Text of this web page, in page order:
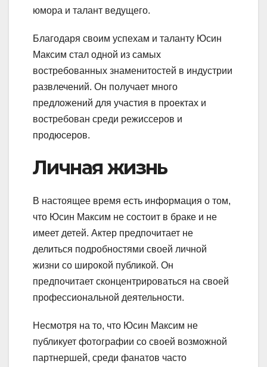
юмора и талант ведущего.
Благодаря своим успехам и таланту Юсин
Максим стал одной из самых
востребованных знаменитостей в индустрии
развлечений. Он получает много
предложений для участия в проектах и
востребован среди режиссеров и
продюсеров.
Личная жизнь
В настоящее время есть информация о том,
что Юсин Максим не состоит в браке и не
имеет детей. Актер предпочитает не
делиться подробностями своей личной
жизни со широкой публикой. Он
предпочитает сконцентрироваться на своей
профессиональной деятельности.
Несмотря на то, что Юсин Максим не
публикует фотографии со своей возможной
партнершей, среди фанатов часто